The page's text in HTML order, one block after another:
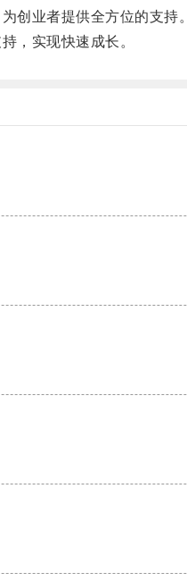
创业者提供全方位的支持。
，实现快速成长。